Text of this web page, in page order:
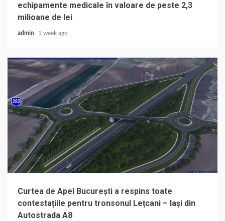
echipamente medicale în valoare de peste 2,3
milioane de lei
admin 1 week ago
Curtea de Apel București a respins toate
contestațiile pentru tronsonul Lețcani – Iași din
Autostrada A8